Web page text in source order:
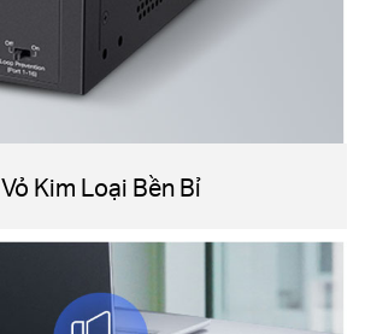
Vỏ Kim Loại Bền Bỉ